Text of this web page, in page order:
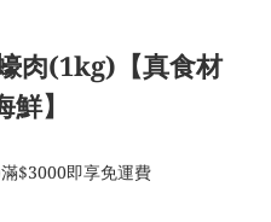
肉(1kg)【真食材
】
$3000即享免運費